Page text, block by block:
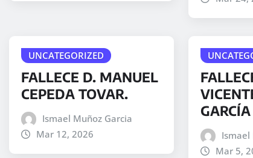
UNCATEGORIZED
FALLECE D. MANUEL
CEPEDA TOVAR.
Ismael Muñoz Garcia
Mar 12, 2026
GARCÍA
Ismael
Mar 5,